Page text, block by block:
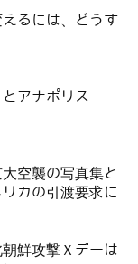
えるには、どうす
アナポリス
空襲の写真集と
カの引渡要求に
朝鮮攻撃Ｘデーは